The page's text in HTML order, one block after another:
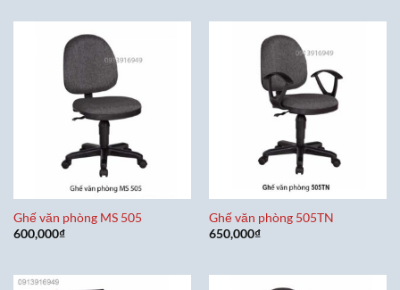
4,350,000₫.
Ghế văn phòng MS 505
600,000₫
Ghế văn phòng 505TN
650,000₫